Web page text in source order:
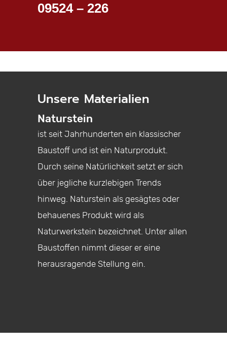
09524 – 226
Unsere Materialien
Naturstein
ist seit Jahrhunderten ein klassischer
Baustoff und ist ein Naturprodukt.
Durch seine Natürlichkeit setzt er sich
über jegliche kurzlebigen Trends
hinweg. Naturstein als gesägtes oder
behauenes Produkt wird als
Naturwerkstein bezeichnet. Unter allen
Baustoffen nimmt dieser er eine
herausragende Stellung ein.